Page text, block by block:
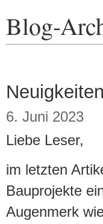
Blog-
6. Juni 2023
Liebe Leser,
im letzten
Bauprojekte
Augenmerk